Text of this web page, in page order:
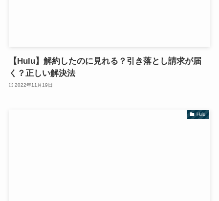
【Hulu】解約したのに見れる？引き落とし請求が届
く？正しい解決法
2022年11月19日
Hulu